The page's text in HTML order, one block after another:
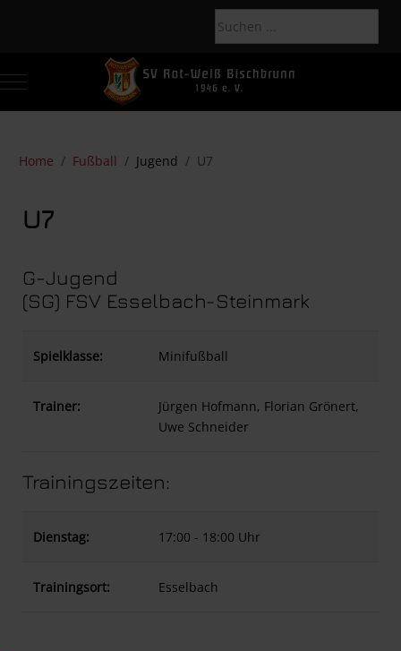
Mobile Menu Toggle
Home Fußball Jugend U7
U7
G-Jugend
(SG) FSV Esselbach-Steinmark
Spielklasse: Minifußball
Trainer:
Jürgen Hofmann, Florian Grönert,
Uwe Schneider
Trainingszeiten:
Dienstag: 17:00 - 18:00 Uhr
Trainingsort: Esselbach